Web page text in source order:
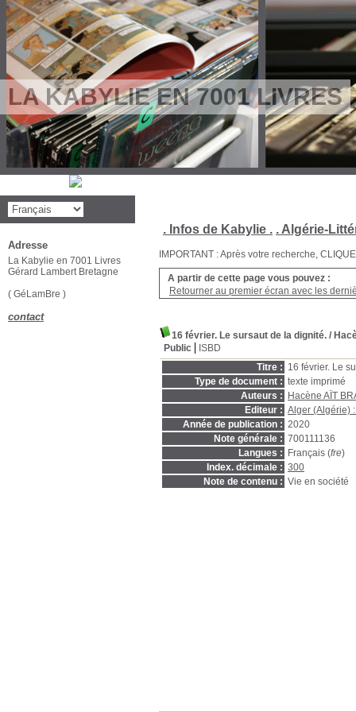
LA KABYLIE EN 7001 LIVRES
. Infos de Kabylie . . Algérie-
IMPORTANT : Après votre recherche,
A partir de cette page vous pouvez :
Retourner au premier écran avec les
16 février. Le sursaut de la dignité. /
Public
ISBD
Titre : 16 février. Le
Type de document : texte imprimé
Auteurs :
Hacène AÏT
Editeur : Alger (Algérie)
Année de publication : 2020
Note générale : 700111136
Langues :
Français (fre)
Index. décimale : 300
Note de contenu : Vie en société
Adresse
La Kabylie en 7001 Livres
Gérard Lambert Bretagne
( GéLamBre )
contact